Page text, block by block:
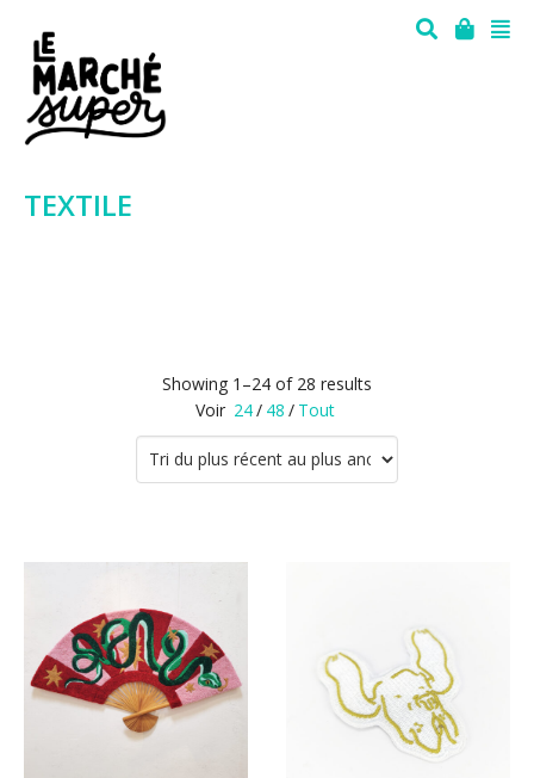
TEXTILE
Showing 1–24 of 28 results
Voir 24/ 48 / Tout